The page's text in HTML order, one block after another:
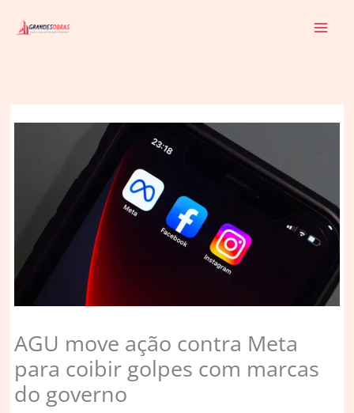
para
AGU move ação contra Meta
para coibir golpes com marcas
do governo